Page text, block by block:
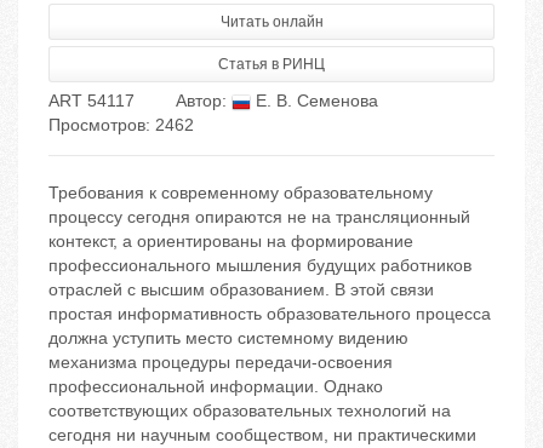
Читать онлайн
Статья в РИНЦ
ART 54117 Автор:
Е. В. Семенова
Просмотров: 2462
Требования к современному образовательному
процессу сегодня опираются не на трансляционный
контекст, а ориентированы на формирование
профессионального мышления будущих работников
отраслей с высшим образованием. В этой связи
простая информативность образовательного процесса
должна уступить место системному видению
механизма процедуры передачи-освоения
профессиональной информации. Однако
соответствующих образовательных технологий на
сегодня ни научным сообществом, ни практическими